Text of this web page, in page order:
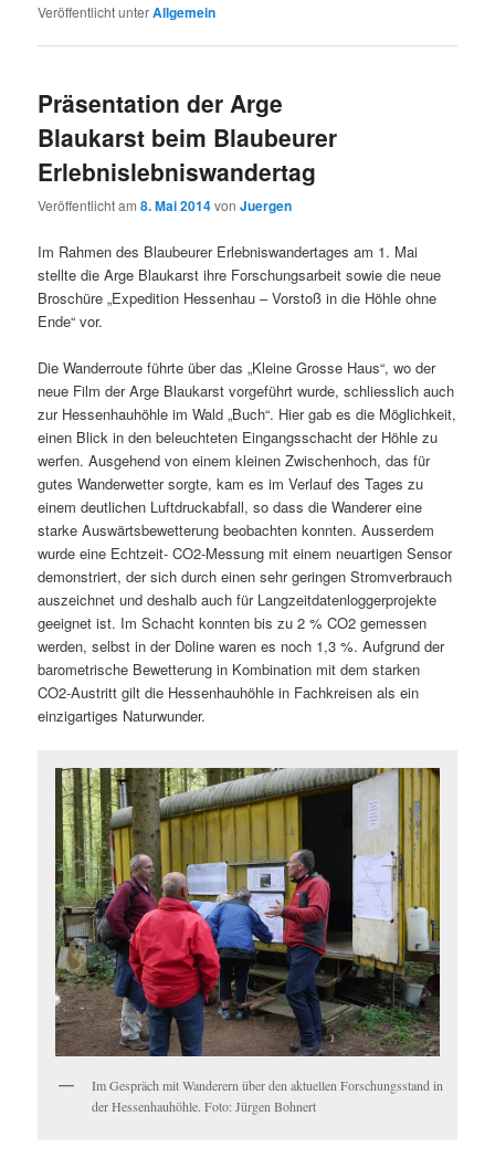
Veröffentlicht unterAllgemein
Präsentation der Arge
Blaukarst beim Blaubeurer
Erlebnislebniswandertag
Veröffentlicht am8. Mai 2014vonJuergen
Im Rahmen des Blaubeurer Erlebniswandertages am 1. Mai
stellte die Arge Blaukarst ihre Forschungsarbeit sowie die neue
Broschüre „Expedition Hessenhau – Vorstoß in die Höhle ohne
Ende“ vor.
Die Wanderroute führte über das „Kleine Grosse Haus“, wo der
neue Film der Arge Blaukarst vorgeführt wurde, schliesslich auch
zur Hessenhauhöhle im Wald „Buch“. Hier gab es die Möglichkeit,
einen Blick in den beleuchteten Eingangsschacht der Höhle zu
werfen. Ausgehend von einem kleinen Zwischenhoch, das für
gutes Wanderwetter sorgte, kam es im Verlauf des Tages zu
einem deutlichen Luftdruckabfall, so dass die Wanderer eine
starke Auswärtsbewetterung beobachten konnten. Ausserdem
wurde eine Echtzeit- CO2-Messung mit einem neuartigen Sensor
demonstriert, der sich durch einen sehr geringen Stromverbrauch
auszeichnet und deshalb auch für Langzeitdatenloggerprojekte
geeignet ist. Im Schacht konnten bis zu 2 % CO2 gemessen
werden, selbst in der Doline waren es noch 1,3 %. Aufgrund der
barometrische Bewetterung in Kombination mit dem starken
CO2-Austritt gilt die Hessenhauhöhle in Fachkreisen als ein
einzigartiges Naturwunder.
Im Gespräch mit Wanderern über den aktuellen Forschungsstand in
der Hessenhauhöhle. Foto: Jürgen Bohnert